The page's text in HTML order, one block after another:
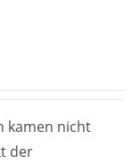
kamen nicht
der